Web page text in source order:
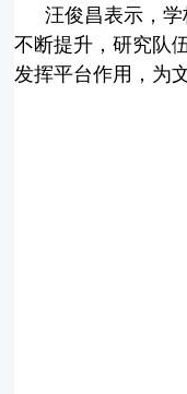
汪俊昌表示，
不断提升，研究队
发挥平台作用，为